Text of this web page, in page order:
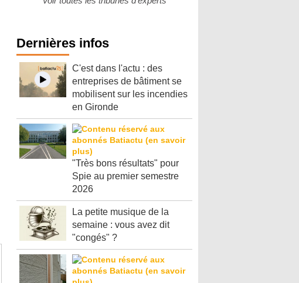
Dernières infos
C'est dans l'actu : des
entreprises de bâtiment se
mobilisent sur les incendies
en Gironde
"Très bons résultats" pour
Spie au premier semestre
2026
La petite musique de la
semaine : vous avez dit
"congés" ?